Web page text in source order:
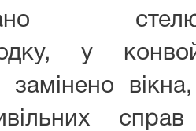
у
замінено